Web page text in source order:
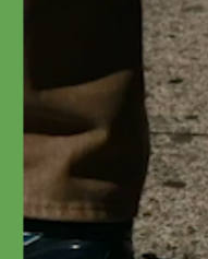
studierte bis zum
Schauspiel an der
Es folgten seitdem
Engagements u.a. in
München, Wuppertal
der Spielzeit 2017/18
Vogler als
Schauspiel Frankfurt.
gastiert er an der
der »Entführung aus
Neuenfels). Zuletzt
Regisseur:innen Wilke